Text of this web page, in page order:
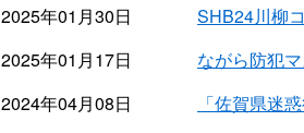
2025年01月30日
SHB24川柳
2025年01月17日
ながら防犯
2024年04月08日
「佐賀県迷